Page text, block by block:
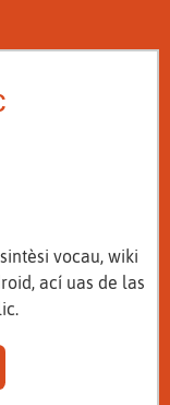
vocau, wiki
ací uas de las